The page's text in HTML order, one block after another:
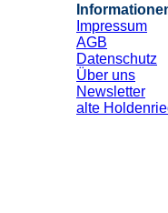
Impressum
AGB
Datenschutz
Über uns
Newsletter
alte